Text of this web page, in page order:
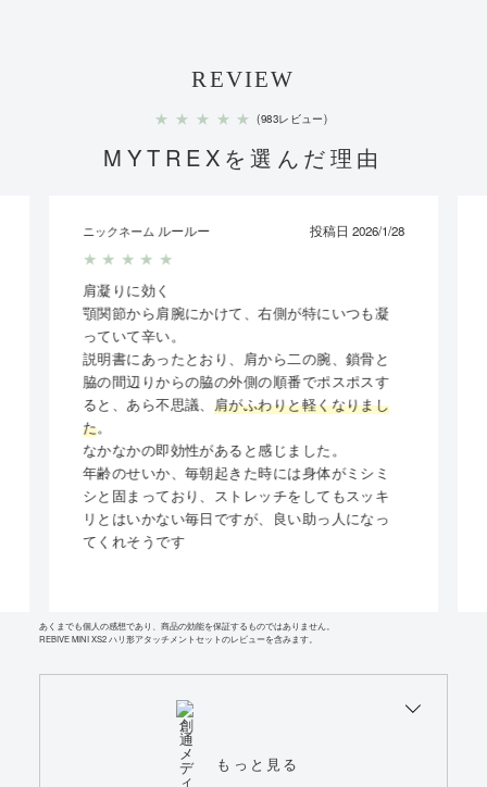
REVIEW
★ ★ ★ ★ ★ (983レビュー)
MYTREXを選んだ理由
ニックネーム ルールー 投稿日 2026/1/28
★ ★ ★ ★ ★
肩凝りに効く
顎関節から肩腕にかけて、右側が特にいつも凝
っていて辛い。
説明書にあったとおり、肩から二の腕、鎖骨と
脇の間辺りからの脇の外側の順番でポスポスす
ると、あら不思議、肩がふわりと軽くなりまし
た。
なかなかの即効性があると感じました。
年齢のせいか、毎朝起きた時には身体がミシミ
シと固まっており、ストレッチをしてもスッキ
リとはいかない毎日ですが、良い助っ人になっ
てくれそうです
あくまでも個人の感想であり、商品の効能を保証するものではありません。
REBIVE MINI XS2 ハリ形アタッチメントセットのレビューを含みます。
もっと見る